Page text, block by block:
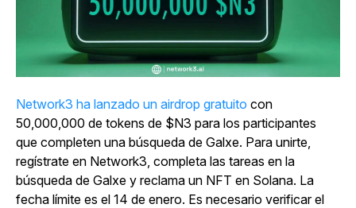
Network3 ha lanzado un airdrop gratuito con
50,000,000 de tokens de $N3 para los participantes
que completen una búsqueda de Galxe. Para unirte,
regístrate en Network3, completa las tareas en la
búsqueda de Galxe y reclama un NFT en Solana. La
fecha límite es el 14 de enero. Es necesario verificar el